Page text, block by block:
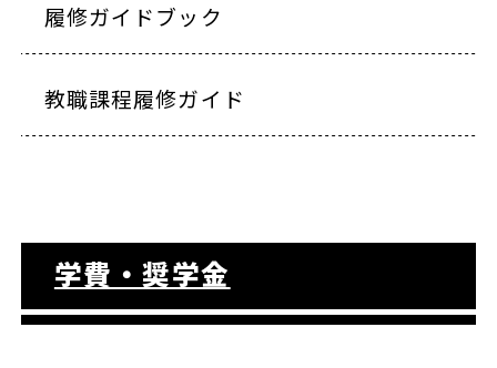
履修ガイドブック
教職課程履修ガイド
学費・奨学金